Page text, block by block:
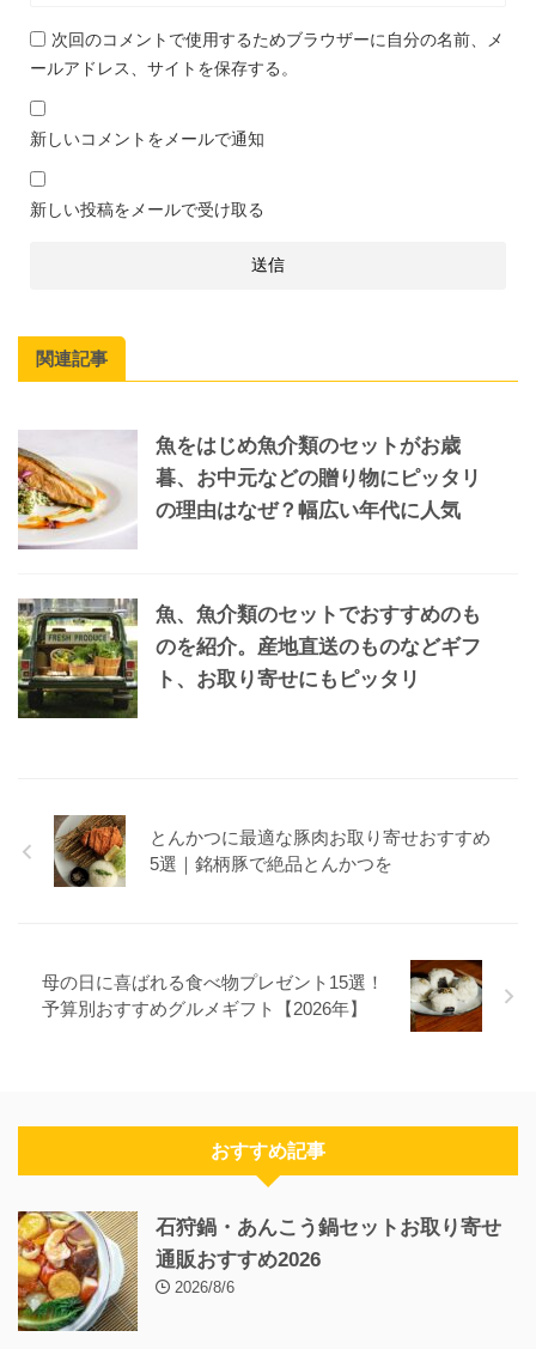
次回のコメントで使用するためブラウザーに自分の名前、メ
ールアドレス、サイトを保存する。
新しいコメントをメールで通知
新しい投稿をメールで受け取る
関連記事
魚をはじめ魚介類のセットがお歳
暮、お中元などの贈り物にピッタリ
の理由はなぜ？幅広い年代に人気
魚、魚介類のセットでおすすめのも
のを紹介。産地直送のものなどギフ
ト、お取り寄せにもピッタリ
とんかつに最適な豚肉お取り寄せおすすめ
5選｜銘柄豚で絶品とんかつを
母の日に喜ばれる食べ物プレゼント15選！
予算別おすすめグルメギフト【2026年】
おすすめ記事
石狩鍋・あんこう鍋セットお取り寄せ
通販おすすめ2026
2026/8/6